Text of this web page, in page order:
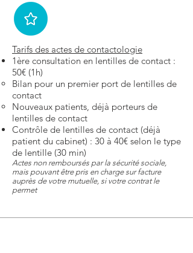
Tarifs des actes de contactologie
1ère consultation en lentilles de contact :
50€ (1h)
Bilan pour un premier port de lentilles de
contact
Nouveaux patients, déjà porteurs de
lentilles de contact
Contrôle de lentilles de contact (déjà
patient du cabinet) : 30 à 40€ selon le type
de lentille (30 min)
Actes non remboursés par la sécurité sociale,
mais pouvant être pris en charge sur facture
auprès de votre mutuelle, si votre contrat le
permet​